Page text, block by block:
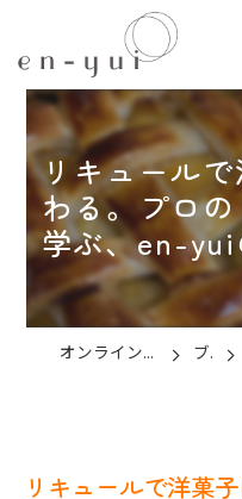
リキュール
わる。プロ
学ぶ、en-yui
オンラインのお菓子教室ならen-yui ブログ
リキュールで洋菓